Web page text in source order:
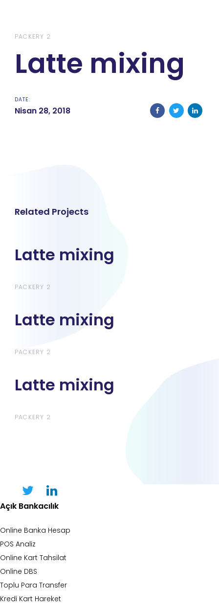
contentPACKERY 2
Latte mixing
DATE:
Nisan 28, 2018
Related Projects
Latte mixing
Latte mixing
PACKERY 2
Latte mixing
Latte mixing
PACKERY 2
Latte mixing
Latte mixing
PACKERY 2
Açık Bankacılık
Online Banka Hesap
POS Analiz
Online Kart Tahsilat
Online DBS
Toplu Para Transfer
Kredi Kart Hareket